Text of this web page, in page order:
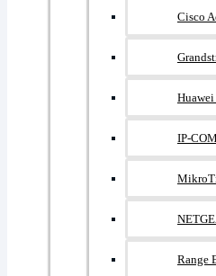
Cisco
Huawei
IP-
Range